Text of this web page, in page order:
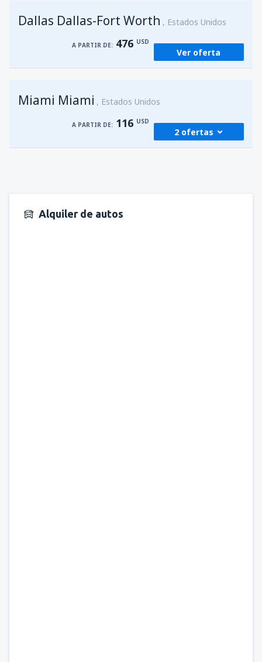
Dallas Dallas-Fort Worth Estados Unidos
A PARTIR DE: 476 USD
Ver oferta
Miami Miami Estados Unidos
A PARTIR DE: 116 USD
2 ofertas
desdeSan Juan, Luis Munoz Marín
Alquiler de autos